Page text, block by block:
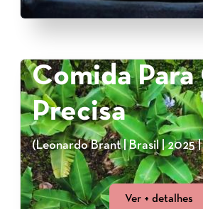
Comida Para
Precisa
(Leonardo Brant | Brasil | 2025 |
Ver + detalhes